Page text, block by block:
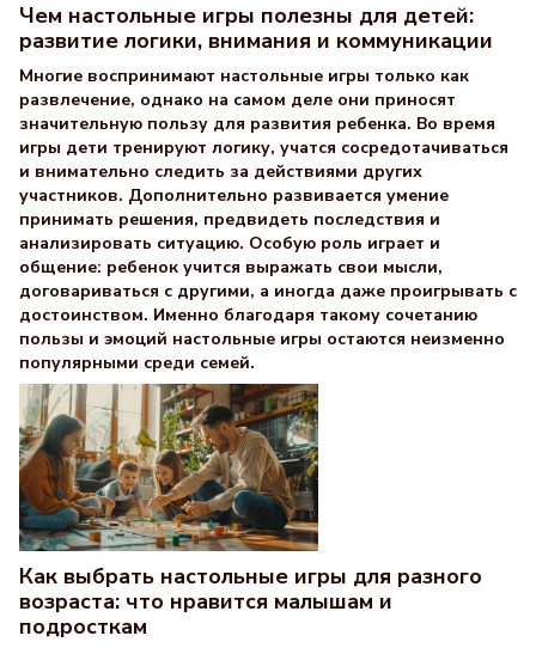
Чем настольные игры полезны для детей:
развитие логики, внимания и коммуникации
Многие воспринимают настольные игры только как
развлечение, однако на самом деле они приносят
значительную пользу для развития ребенка. Во время
игры дети тренируют логику, учатся сосредотачиваться
и внимательно следить за действиями других
участников. Дополнительно развивается умение
принимать решения, предвидеть последствия и
анализировать ситуацию. Особую роль играет и
общение: ребенок учится выражать свои мысли,
договариваться с другими, а иногда даже проигрывать с
достоинством. Именно благодаря такому сочетанию
пользы и эмоций настольные игры остаются неизменно
популярными среди семей.
Как выбрать настольные игры для разного
возраста: что нравится малышам и
подросткам